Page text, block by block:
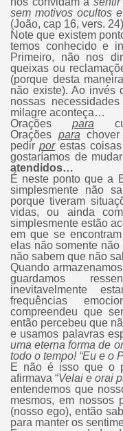
sem motivos ocultos e
(João, cap 16, vers.
Note que existem
temos conhecido e
Primeiro, não nos
queixas ou
(porque desta
não existe). Ao invés
nossas
milagre aconteça…
Orações para
Orações para
pedirporestas
gostaríamos de
atendidos…
É neste ponto que a
simplesmente não
porque tiveram
vidas, ou ainda
simplesmente estão
em que se
elas não somente
não sabem que não
Quando
guardamos
inevitavelmente
frequências
compreendeu que
então percebeu que
e usamos palavras
uma eterna forma de
todo o tempo! “Eu e o
E não é isso que o
afirmava “Velai e orai
entendemos que
mesmos, em nossos
(nosso ego), então
para manter os